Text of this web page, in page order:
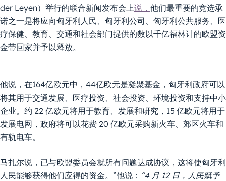
der Leyen）举行的联合新闻发布会上说， 他们最重要的竞选承
诺之一是将应向匈牙利人民、匈牙利公司、匈牙利公共服务、医
疗保健、教育、交通和社会部门提供的数以千亿福林计的欧盟资
金带回家并予以释放。
他说，在164亿欧元中，44亿欧元是凝聚基金，匈牙利政府可以
将其用于交通发展、医疗投资、社会投资、环境投资和支持中小
企业。约 22 亿欧元将用于教育、发展和研究，15 亿欧元将用于
发展电网，政府将可以花费 20 亿欧元采购新火车、郊区火车和
有轨电车。
马扎尔说，已与欧盟委员会就所有问题达成协议，这将使匈牙利
人民能够获得他们应得的资金。”他说： “4 月 12 日，人民赋予